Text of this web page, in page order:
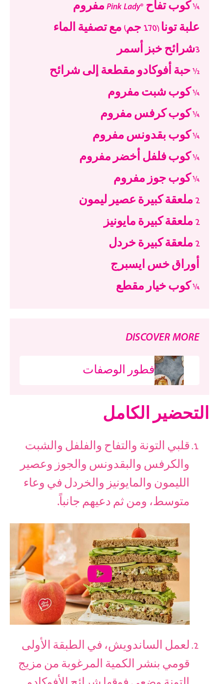
¼ كوب تفاح ®Pink Lady مفروم
علبة تونا (170 جم) مع تصفية الماء
3شرائح خبز أسمر
½ حبة أفوكادو مقطعة إلى شرائح
¼ كوب شبت مفروم
¼ كوب كرفس مفروم
¼ كوب بقدونس مفروم
¼ كوب فلفل أخضر مفروم
¼ كوب جوز مفروم
2 ملعقة كبيرة عصير ليمون
2 ملعقة كبيرة مايونيز
2 ملعقة كبيرة خردل
أوراق خس ايسبرج
¼ كوب خيار مقطع
DISCOVER MORE
فطور الوصفات
التحضير الكامل
قلبي التونة والتفاح والفلفل والشبت
والكرفس والبقدونس والجوز وعصير
الليمون والمايونيز والخردل في وعاء
متوسط، ومن ثم دعيهم جانباً.
لعمل الساندويش، في الطبقة الأولى
قومي بنشر الكمية المرغوبة من مزيج